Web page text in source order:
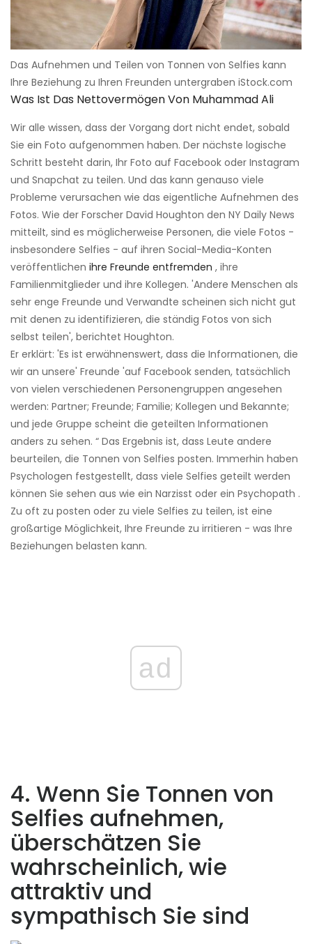
Das Aufnehmen und Teilen von Tonnen von Selfies kann
Ihre Beziehung zu Ihren Freunden untergraben iStock.com
Was Ist Das Nettovermögen Von Muhammad Ali
Wir alle wissen, dass der Vorgang dort nicht endet, sobald
Sie ein Foto aufgenommen haben. Der nächste logische
Schritt besteht darin, Ihr Foto auf Facebook oder Instagram
und Snapchat zu teilen. Und das kann genauso viele
Probleme verursachen wie das eigentliche Aufnehmen des
Fotos. Wie der Forscher David Houghton den NY Daily News
mitteilt, sind es möglicherweise Personen, die viele Fotos -
insbesondere Selfies - auf ihren Social-Media-Konten
veröffentlichen ihre Freunde entfremden , ihre
Familienmitglieder und ihre Kollegen. 'Andere Menschen als
sehr enge Freunde und Verwandte scheinen sich nicht gut
mit denen zu identifizieren, die ständig Fotos von sich
selbst teilen', berichtet Houghton.
Er erklärt: 'Es ist erwähnenswert, dass die Informationen, die
wir an unsere' Freunde 'auf Facebook senden, tatsächlich
von vielen verschiedenen Personengruppen angesehen
werden: Partner; Freunde; Familie; Kollegen und Bekannte;
und jede Gruppe scheint die geteilten Informationen
anders zu sehen. “ Das Ergebnis ist, dass Leute andere
beurteilen, die Tonnen von Selfies posten. Immerhin haben
Psychologen festgestellt, dass viele Selfies geteilt werden
können Sie sehen aus wie ein Narzisst oder ein Psychopath .
Zu oft zu posten oder zu viele Selfies zu teilen, ist eine
großartige Möglichkeit, Ihre Freunde zu irritieren - was Ihre
Beziehungen belasten kann.
ad
4. Wenn Sie Tonnen von
Selfies aufnehmen,
überschätzen Sie
wahrscheinlich, wie
attraktiv und
sympathisch Sie sind